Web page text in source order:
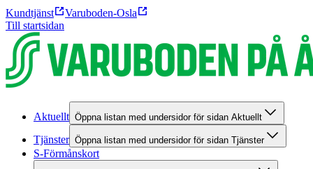
Kundtjänst
Varuboden-Osla
Till startsidan
Aktuellt Öppna listan med undersidor för sidan Aktuellt
Tjänster Öppna listan med undersidor för sidan Tjänster
S-Förmånskort